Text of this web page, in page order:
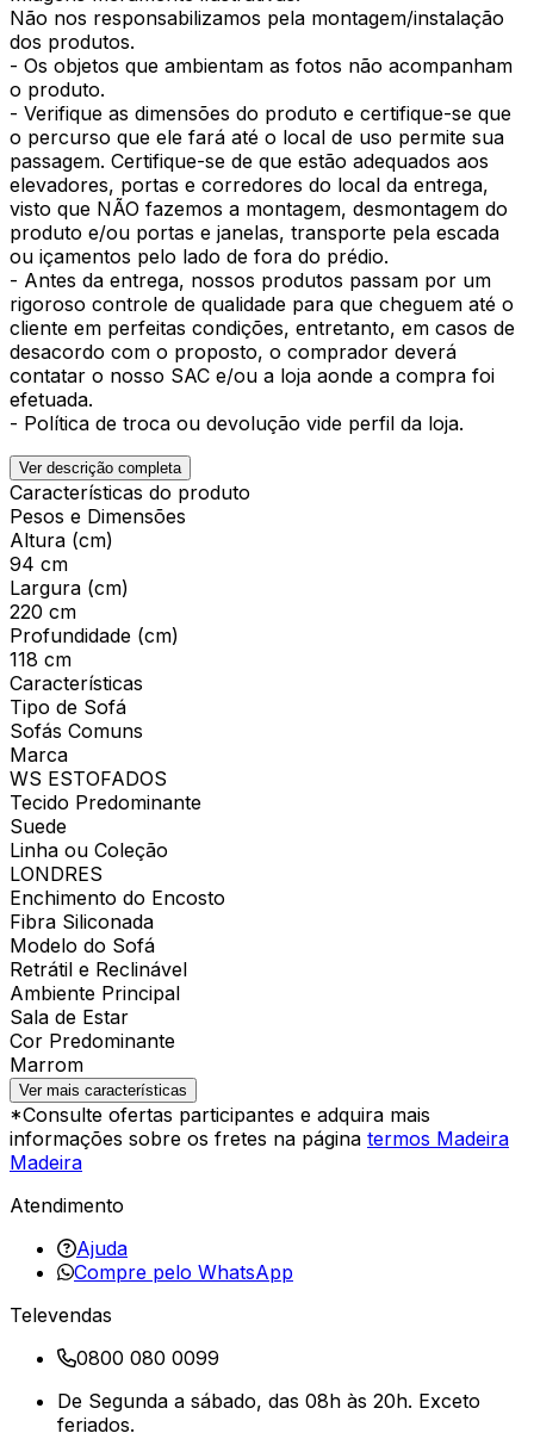
Não nos responsabilizamos pela montagem/instalação
dos produtos.
- Os objetos que ambientam as fotos não acompanham
o produto.
- Verifique as dimensões do produto e certifique-se que
o percurso que ele fará até o local de uso permite sua
passagem. Certifique-se de que estão adequados aos
elevadores, portas e corredores do local da entrega,
visto que NÃO fazemos a montagem, desmontagem do
produto e/ou portas e janelas, transporte pela escada
ou içamentos pelo lado de fora do prédio.
- Antes da entrega, nossos produtos passam por um
rigoroso controle de qualidade para que cheguem até o
cliente em perfeitas condições, entretanto, em casos de
desacordo com o proposto, o comprador deverá
contatar o nosso SAC e/ou a loja aonde a compra foi
efetuada.
- Política de troca ou devolução vide perfil da loja.
Ver descrição completa
Características do produto
Pesos e Dimensões
Altura (cm)
94 cm
Largura (cm)
220 cm
Profundidade (cm)
118 cm
Características
Tipo de Sofá
Sofás Comuns
Marca
WS ESTOFADOS
Tecido Predominante
Suede
Linha ou Coleção
LONDRES
Enchimento do Encosto
Fibra Siliconada
Modelo do Sofá
Retrátil e Reclinável
Ambiente Principal
Sala de Estar
Cor Predominante
Marrom
Ver mais características
*Consulte ofertas participantes e adquira mais
informações sobre os fretes na página termos Madeira
Madeira
Atendimento
Ajuda
Compre pelo WhatsApp
Televendas
0800 080 0099
De Segunda a sábado, das 08h às 20h. Exceto
feriados.